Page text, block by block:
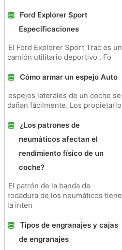
Ford Explorer Sport
Especificaciones
El Ford Explorer Sport Trac es un
camión utilitario deportivo . Fo
Cómo armar un espejo Auto
espejos laterales de un coche se
dañan fácilmente. Los propietario
¿Los patrones de
neumáticos afectan el
rendimiento físico de un
coche?
El patrón de la banda de
rodadura de los neumáticos tiene
la inten
Tipos de engranajes y cajas
de engranajes